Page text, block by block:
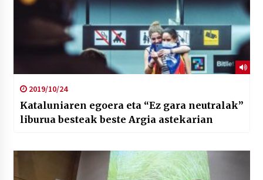
2019/10/24
Kataluniaren egoera eta “Ez gara neutralak”
liburua besteak beste Argia astekarian